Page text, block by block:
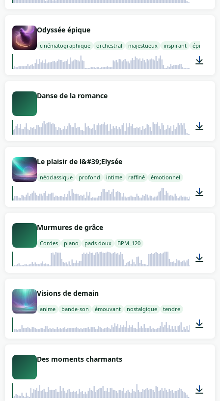
Odyssée épique
cinématographique orchestral majestueux inspirant épique
Danse de la romance
Le plaisir de l&#39;Elysée
néoclassique profond intime raffiné émotionnel
Murmures de grâce
Cordes piano pads doux BPM_120
Visions de demain
anime bande-son émouvant nostalgique tendre
Des moments charmants